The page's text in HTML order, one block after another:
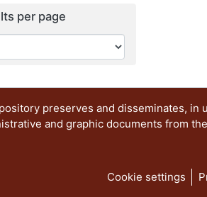
per page
preserves and disseminates, in
and graphic documents from
Cookie settings